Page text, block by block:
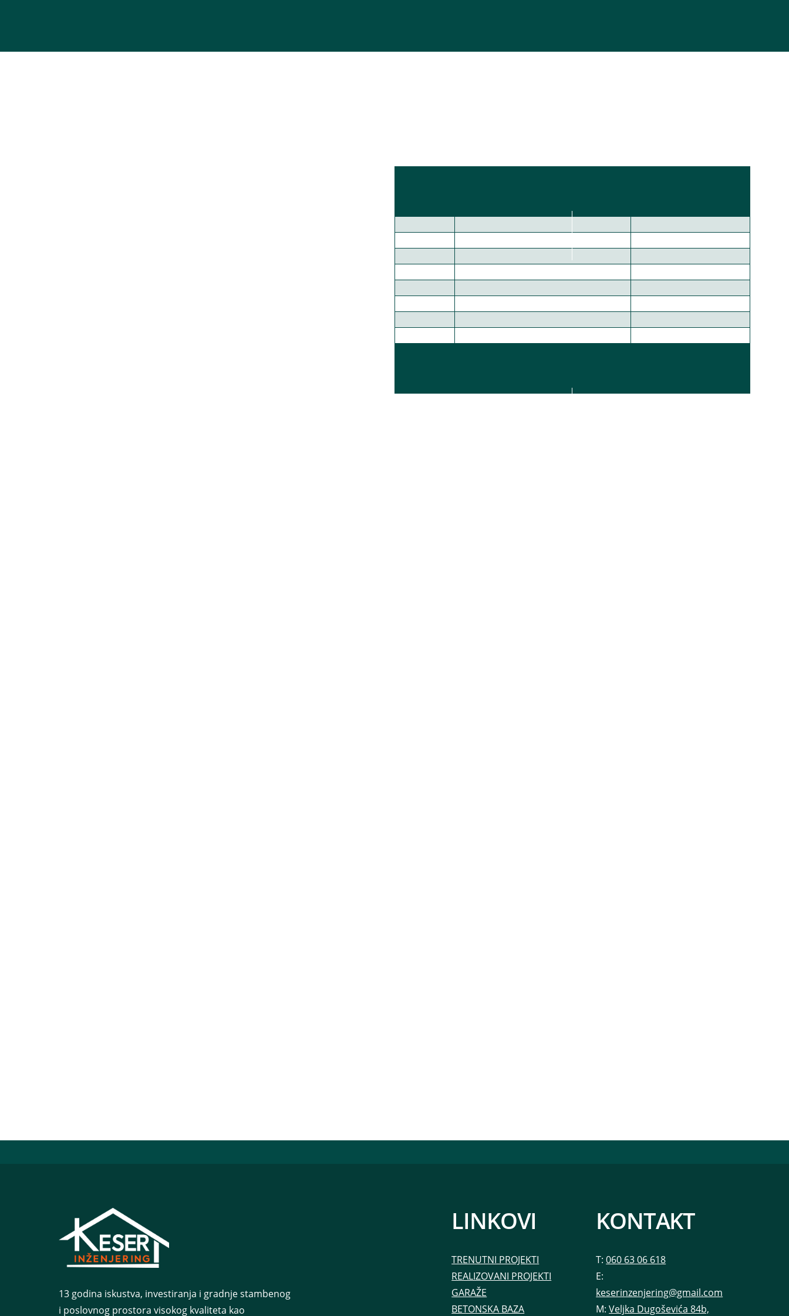
13 godina iskustva, investiranja i gradnje stambenog
i poslovnog prostora visokog kvaliteta kao
LINKOVI
TRENUTNI PROJEKTI
REALIZOVANI PROJEKTI
GARAŽE
BETONSKA BAZA
KONTAKT
T:060 63 06 618
E:
keserinzenjering@gmail.com
M:Veljka Dugoševića 84b,